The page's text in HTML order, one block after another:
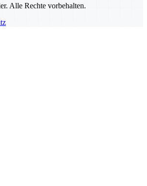
Alle Rechte vorbehalten.